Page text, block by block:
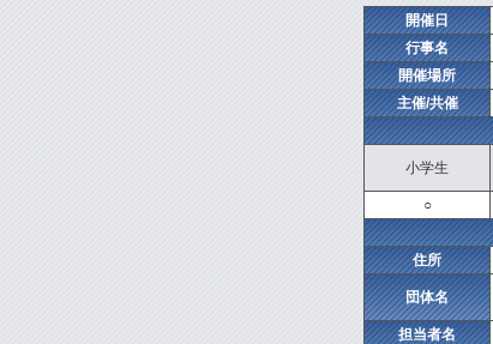
開催日
行事名
開催場所
主催/共催
小学生
○
住所
団体名
担当者名